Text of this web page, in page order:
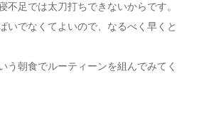
不足では太刀打ちできないからです。
いでなくてよいので、なるべく早くと
う朝食でルーティーンを組んでみてく